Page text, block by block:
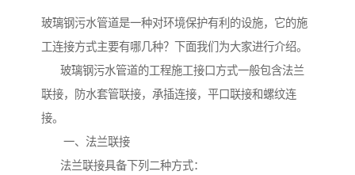
玻璃钢污水管道是一种对环境保护有利的设施，它的施
工连接方式主要有哪几种？下面我们为大家进行介绍。
玻璃钢污水管道的工程施工接口方式一般包含法兰
联接，防水套管联接，承插连接，平口联接和螺纹连
接。
一、法兰联接
法兰联接具备下列二种方式：